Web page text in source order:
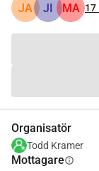
JA JI MA 17
Organisatör
Todd Kramer
Mottagareinfo